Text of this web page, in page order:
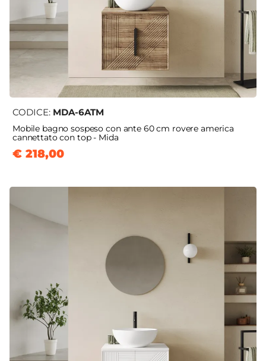
CODICE: MDA-6ATM
Mobile bagno sospeso con ante 60 cm rovere america
cannettato con top - Mida
€ 218,00